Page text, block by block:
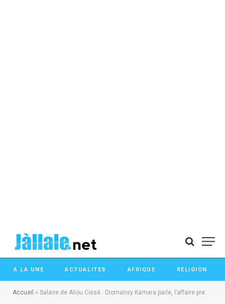
A LA UNE ACTUALITES AFRIQUE RELIGION
Accueil » Salaire de Aliou Cissé : Diomansy Kamara parle, l’affaire prend une nouvelle ampleur